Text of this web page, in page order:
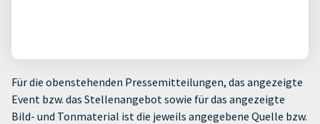
Für die obenstehenden Pressemitteilungen, das angezeigte
Event bzw. das Stellenangebot sowie für das angezeigte
Bild- und Tonmaterial ist die jeweils angegebene Quelle bzw.